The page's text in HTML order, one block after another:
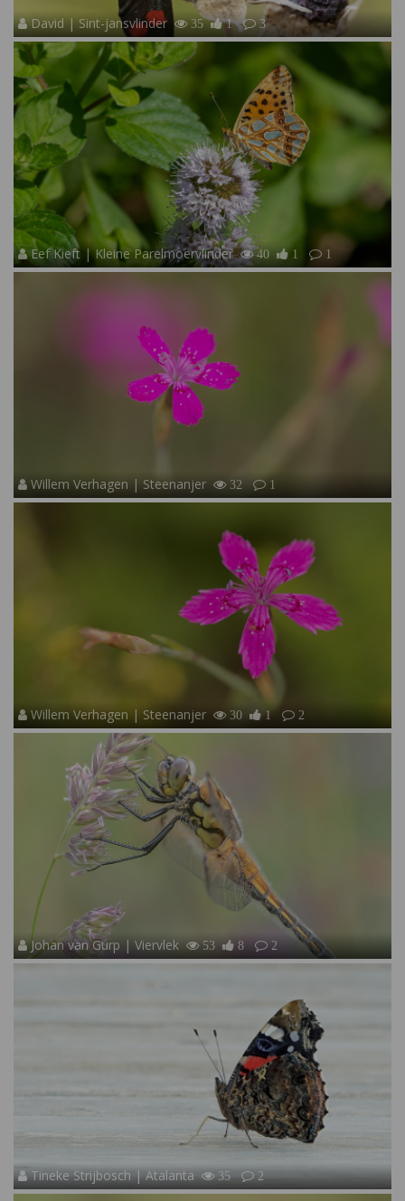
David | Sint-jansvlinder 35 1 3
Eef Kieft | Kleine Parelmoervlinder 40 1 1
Willem Verhagen | Steenanjer 32 1
Willem Verhagen | Steenanjer 30 1 2
Johan van Gurp | Viervlek 53 8 2
Tineke Strijbosch | Atalanta 35 2